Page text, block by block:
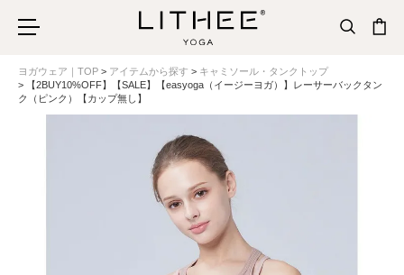
ヨガウェア｜TOP アイテムから探す
キャミソール・タンクトップ
【2BUY10%OFF】【SALE】【easyoga（イージーヨガ）】レーサーバックタン
ク（ピンク）【カップ無し】